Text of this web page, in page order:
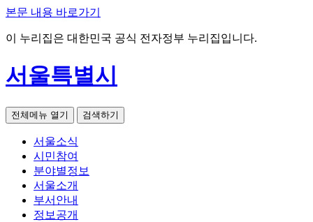
본문 내용 바로가기
이 누리집은 대한민국 공식 전자정부 누리집입니다.
서울특별시
전체메뉴 열기 검색하기
서울소식
시민참여
분야별정보
서울소개
부서안내
정보공개